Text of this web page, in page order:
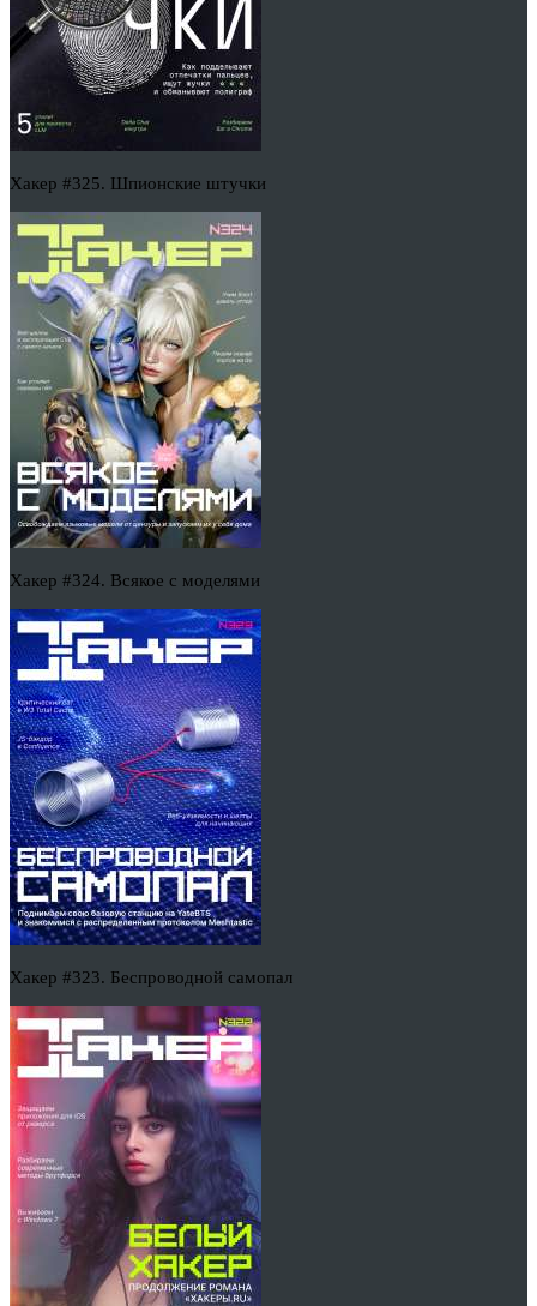
Хакер #325. Шпионские штучки
Хакер #324. Всякое с моделями
Хакер #323. Беспроводной самопал